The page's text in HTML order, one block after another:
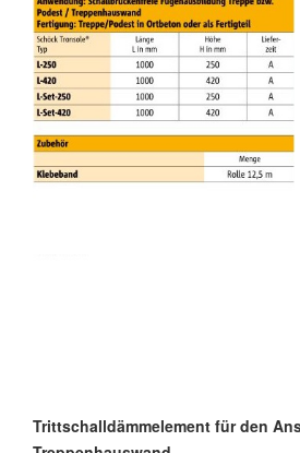
Trittschalldämmelement für den